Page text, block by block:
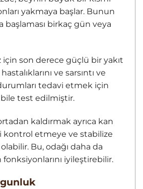
yakmaya başlar. Bunun
başlaması birkaç gün veya
son derece güçlü bir yakıt
ve sarsıntı ve
tedavi etmek için
test edilmiştir.
kaldırmak ayrıca kan
kontrol etmeye ve stabilize
Bu, odağı daha da
fonksiyonlarını iyileştirebilir.